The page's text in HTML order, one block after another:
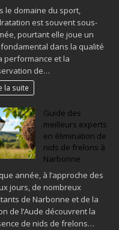
le domaine du sport,
est souvent sous-
pourtant elle joue un
dans la qualité
performance et la
de…
la suite
Guide des
meilleurs experts
en élimination de
nids de frelons à
Narbonne
année, à l’approche des
jours, de nombreux
de Narbonne et de la
de l’Aude découvrent la
de nids de frelons…